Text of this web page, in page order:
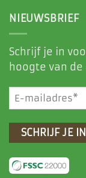
NIEUWSBRIEF
Schrijf je in
hoogte van
E-
mailadres
(Vereist)